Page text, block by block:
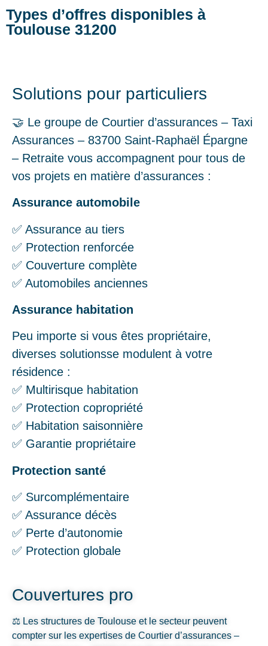
Types d’offres disponibles à
Toulouse 31200
Solutions pour particuliers
🤝 Le groupe de Courtier d’assurances – Taxi
Assurances – 83700 Saint-Raphaël Épargne
– Retraite vous accompagnent pour tous de
vos projets en matière d’assurances :
Assurance automobile
✅ Assurance au tiers
✅ Protection renforcée
✅ Couverture complète
✅ Automobiles anciennes
Assurance habitation
Peu importe si vous êtes propriétaire,
diverses solutionsse modulent à votre
résidence :
✅ Multirisque habitation
✅ Protection copropriété
✅ Habitation saisonnière
✅ Garantie propriétaire
Protection santé
✅ Surcomplémentaire
✅ Assurance décès
✅ Perte d’autonomie
✅ Protection globale
Couvertures pro
⚖️ Les structures de Toulouse et le secteur peuvent
compter sur les expertises de Courtier d’assurances –